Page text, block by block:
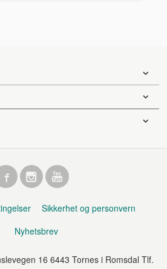
Sikkerhet og personvern
Nyhetsbrev
16 6443 Tornes i Romsdal Tlf.